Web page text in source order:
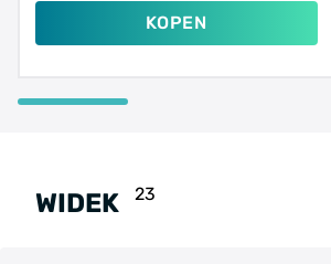
KOPEN
WIDEK 23